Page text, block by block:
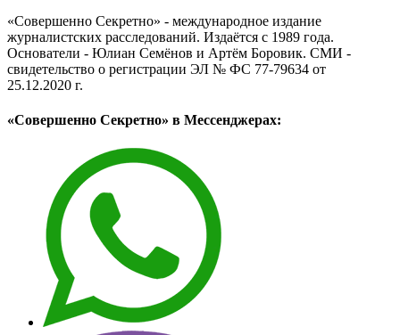
«Совершенно Секретно» - международное издание
журналистских расследований. Издаётся с 1989 года.
Основатели - Юлиан Семёнов и Артём Боровик. CМИ -
свидетельство о регистрации ЭЛ № ФС 77-79634 от
25.12.2020 г.
«Совершенно Секретно» в Мессенджерах: